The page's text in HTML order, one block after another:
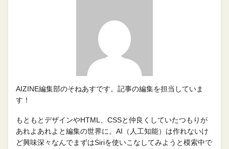
AIZINE編集部のそねあすです。記事の編集を担当していま
す！
もともとデザインやHTML、CSSと仲良くしていたつもりが
あれよあれよと編集の世界に。AI（人工知能）は作れないけ
ど興味深々なんでまずはSiriを使いこなしてみようと模索中で